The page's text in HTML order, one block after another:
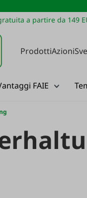
principale
a partire da 149
ProdottiAzioni
FAIE